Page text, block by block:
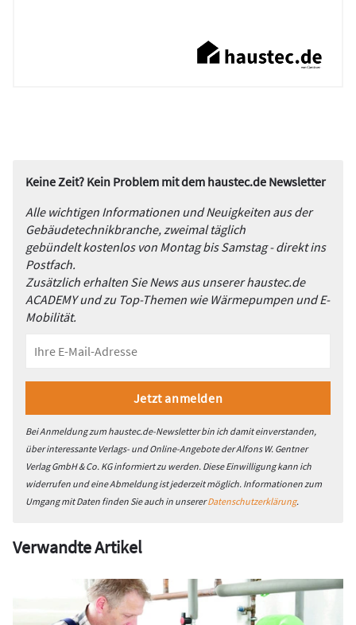
Keine Zeit? Kein Problem mit dem haustec.de Newsletter
Alle wichtigen Informationen und Neuigkeiten aus der
Gebäudetechnikbranche, zweimal täglich
gebündelt kostenlos von Montag bis Samstag - direkt ins
Postfach.
Zusätzlich erhalten Sie News aus unserer haustec.de
ACADEMY und zu Top-Themen wie Wärmepumpen und E-
Mobilität.
Bei Anmeldung zum haustec.de-Newsletter bin ich damit einverstanden,
über interessante Verlags- und Online-Angebote der Alfons W. Gentner
Verlag GmbH & Co. KG informiert zu werden. Diese Einwilligung kann ich
widerrufen und eine Abmeldung ist jederzeit möglich. Informationen zum
Umgang mit Daten finden Sie auch in unsererDatenschutzerklärung.
Verwandte Artikel